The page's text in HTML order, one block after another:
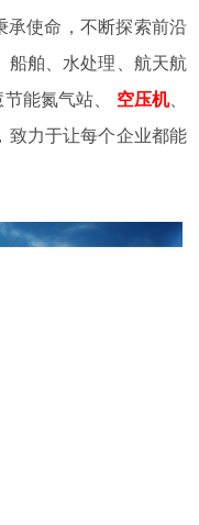
承使命，不断探索前沿
船舶、水处理、航天航
能氮气站、 空压机、
致力于让每个企业都能